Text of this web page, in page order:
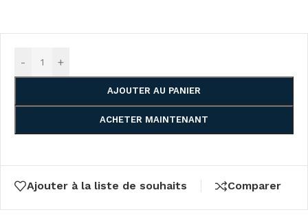
- +
AJOUTER AU PANIER
ACHETER MAINTENANT
Ajouter à la liste de souhaits Comparer